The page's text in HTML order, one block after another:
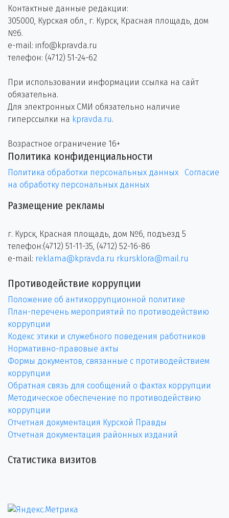
Контактные данные редакции:
305000, Курская обл., г. Курск, Красная площадь, дом
№6.
e-mail: info@kpravda.ru
телефон: (4712) 51-24-62
При использовании информации ссылка на сайт
обязательна.
Для электронных СМИ обязательно наличие
гиперссылки на kpravda.ru.
Возрастное ограничение 16+
Политика конфиденциальности
Политика обработки персональных данных
Согласие
на обработку персональных данных
Размещение рекламы
г. Курск, Красная площадь, дом №6, подъезд 5
телефон:(4712) 51-11-35, (4712) 52-16-86
e-mail: reklama@kpravda.ru rkursklora@mail.ru
Противодействие коррупции
Положение об антикоррупционной политике
План-перечень мероприятий по противодействию
коррупции
Кодекс этики и служебного поведения работников
Нормативно-правовые акты
Формы документов, связанные с противодействием
коррупции
Обратная связь для сообщений о фактах коррупции
Методическое обеспечение по противодействию
коррупции
Отчетная документация Курской Правды
Отчетная документация районных изданий
Статистика визитов